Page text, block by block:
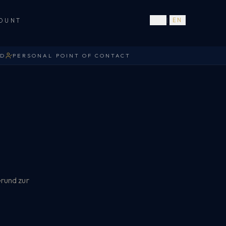
EN
PERSONAL POINT OF CONTACT
zur